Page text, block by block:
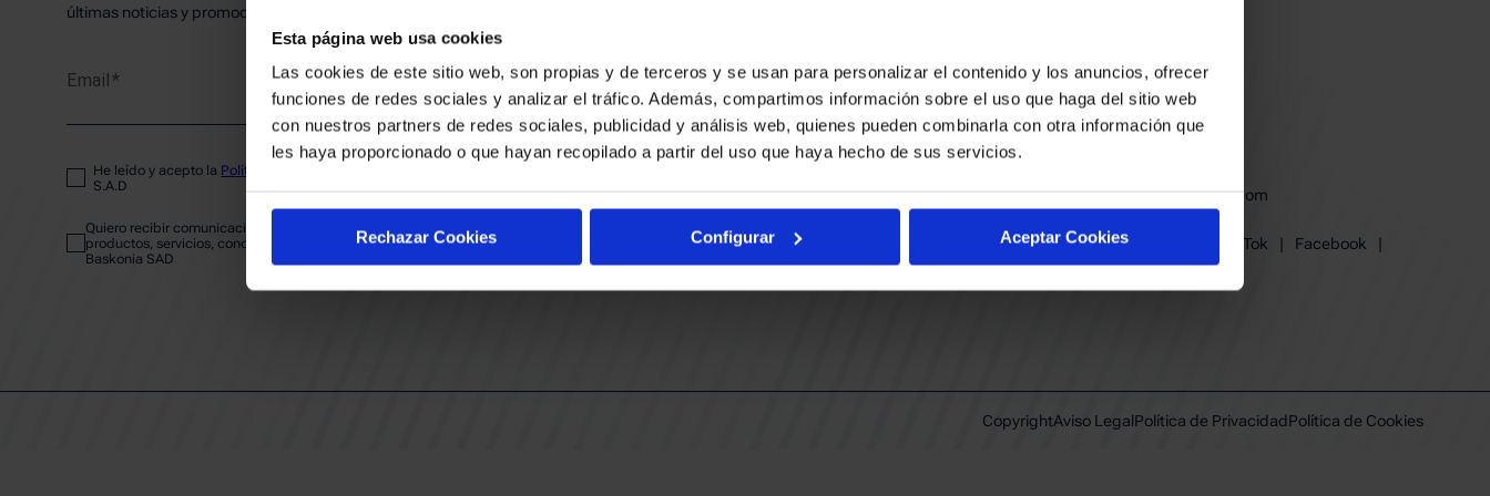
Esta página web usa cookies
Las cookies de este sitio web, son propias y de terceros y se usan para personalizar el contenido y los anuncios, ofrecer
funciones de redes sociales y analizar el tráfico. Además, compartimos información sobre el uso que haga del sitio web
con nuestros partners de redes sociales, publicidad y análisis web, quienes pueden combinarla con otra información que
les haya proporcionado o que hayan recopilado a partir del uso que haya hecho de sus servicios.
Rechazar Cookies Configurar Aceptar Cookies
PLANTILLA
ENTRADAS
ABONADOS
CALENDARIO
CLUB
últimas noticias y promociones del club.
Email
He leído y acepto la Política de privacidad
S.A.D
Quiero recibir comunicaciones electrónicas sobre las actividades,
productos, servicios, concursos, ofertas y/o promociones del SASKI
Baskonia SAD
BAKH
FUNDACIÓN BASKONIA-ALAVÉS
01013 Vitoria-Gasteiz
baskonia@baskonia.com
Instagram
TikTok | Facebook
|
Youtube
| Linkedin
CopyrightAviso LegalPolítica de PrivacidadPolítica de Cookies